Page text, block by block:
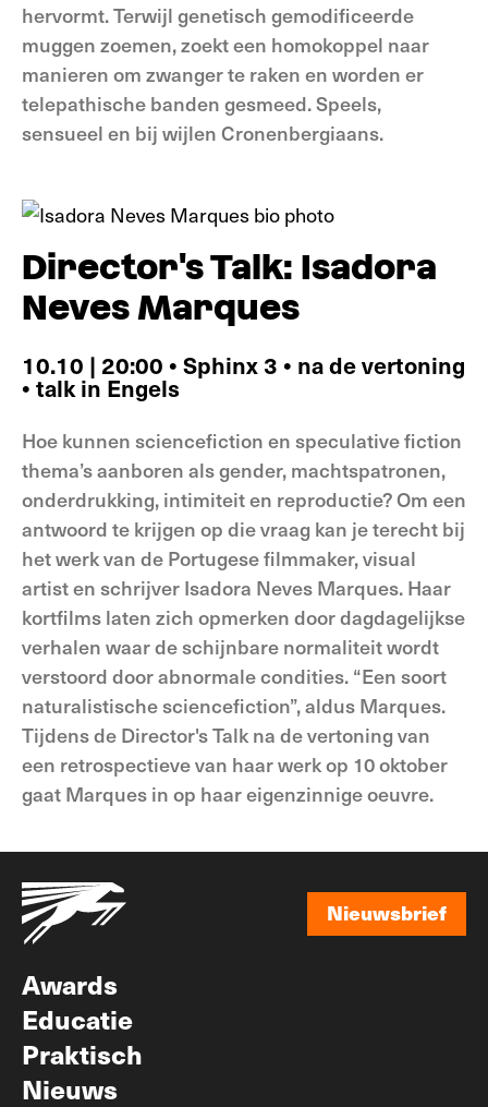
hervormt. Terwijl genetisch gemodificeerde
muggen zoemen, zoekt een homokoppel naar
manieren om zwanger te raken en worden er
telepathische banden gesmeed. Speels,
sensueel en bij wijlen Cronenbergiaans.
Director's Talk: Isadora
Neves Marques
10.10 | 20:00 • Sphinx 3 • na de vertoning
• talk in Engels
Hoe kunnen sciencefiction en speculative fiction
thema’s aanboren als gender, machtspatronen,
onderdrukking, intimiteit en reproductie? Om een
antwoord te krijgen op die vraag kan je terecht bij
het werk van de Portugese filmmaker, visual
artist en schrijver Isadora Neves Marques. Haar
kortfilms laten zich opmerken door dagdagelijkse
verhalen waar de schijnbare normaliteit wordt
verstoord door abnormale condities. “Een soort
naturalistische sciencefiction”, aldus Marques.
Tijdens de Director's Talk na de vertoning van
een retrospectieve van haar werk op 10 oktober
gaat Marques in op haar eigenzinnige oeuvre.
Nieuwsbrief
Awards
Educatie
Praktisch
Nieuws